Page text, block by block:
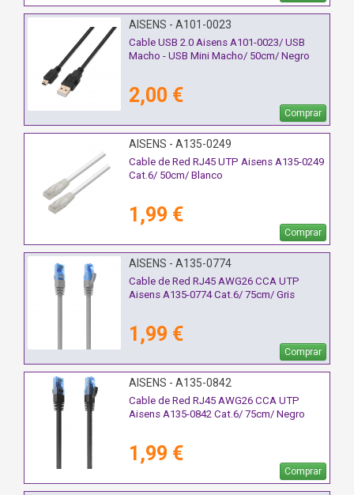
AISENS - A101-0023
Cable USB 2.0 Aisens A101-0023/ USB
Macho - USB Mini Macho/ 50cm/ Negro
2,00 €
Comprar
AISENS - A135-0249
Cable de Red RJ45 UTP Aisens A135-0249
Cat.6/ 50cm/ Blanco
1,99 €
Comprar
AISENS - A135-0774
Cable de Red RJ45 AWG26 CCA UTP
Aisens A135-0774 Cat.6/ 75cm/ Gris
1,99 €
Comprar
AISENS - A135-0842
Cable de Red RJ45 AWG26 CCA UTP
Aisens A135-0842 Cat.6/ 75cm/ Negro
1,99 €
Comprar